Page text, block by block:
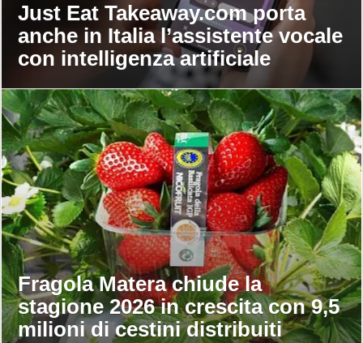
Just Eat Takeaway.com porta
anche in Italia l’assistente vocale
con intelligenza artificiale
Fragola Matera chiude la
stagione 2026 in crescita con 9,5
milioni di cestini distribuiti